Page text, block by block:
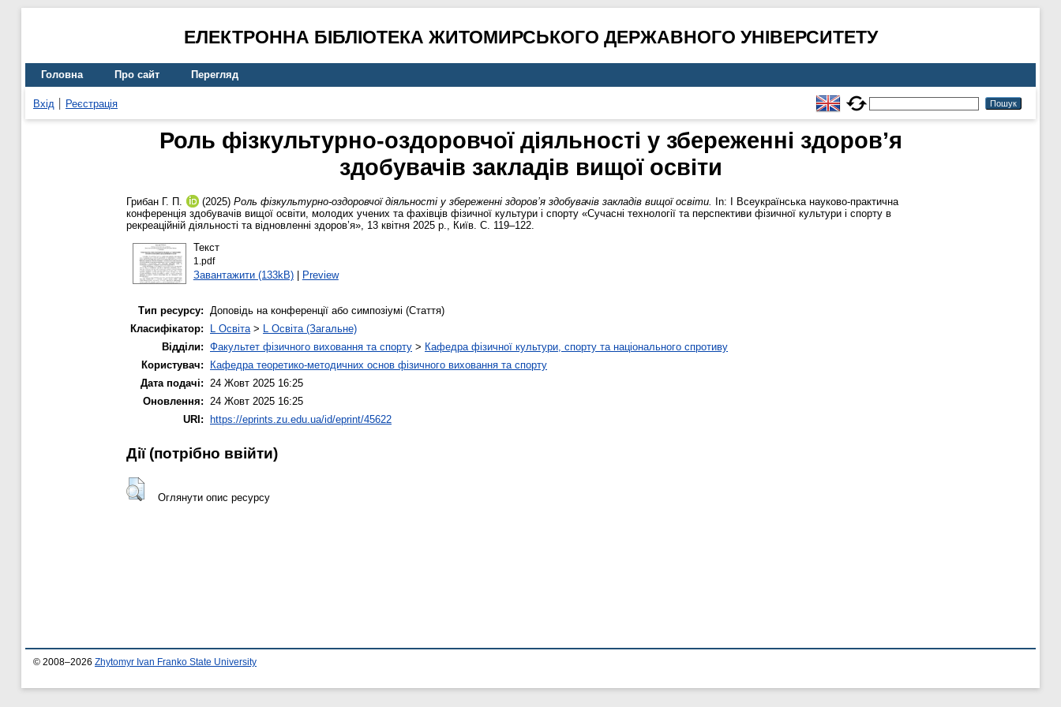
ЕЛЕКТРОННА БІБЛІОТЕКА ЖИТОМИРСЬКОГО ДЕРЖАВНОГО УНІВЕРСИТЕТУ
Головна Про сайт Перегляд
Вхід Реєстрація
Роль фізкультурно-оздоровчої діяльності у збереженні здоров’я
здобувачів закладів вищої освіти
Грибан Г. П. (2025) Роль фізкультурно-оздоровчої діяльності у збереженні здоров’я здобувачів закладів вищої освіти.
In: І Всеукраїнська науково-практична
конференція здобувачів вищої освіти, молодих учених та фахівців фізичної культури і спорту «Сучасні технології та перспективи фізичної культури і спорту в
рекреаційній діяльності та відновленні здоров’я», 13 квітня 2025 р., Київ. С. 119–122.
Текст
1.pdf
Завантажити (133kB)| Preview
Тип ресурсу: Доповідь на конференції або симпозіумі (Стаття)
Класифікатор:
L Освіта> L Освіта (Загальне)
Відділи: Факультет фізичного виховання та спорту > Кафедра фізичної культури, спорту та національного спротиву
Користувач:
Кафедра теоретико-методичних основ фізичного виховання та спорту
Дата подачі: 24 Жовт 2025 16:25
Оновлення: 24 Жовт 2025 16:25
URI:
https://eprints.zu.edu.ua/id/eprint/45622
Дії ​​(потрібно ввійти)
Оглянути опис ресурсу
© 2008–2026 Zhytomyr Ivan Franko State University